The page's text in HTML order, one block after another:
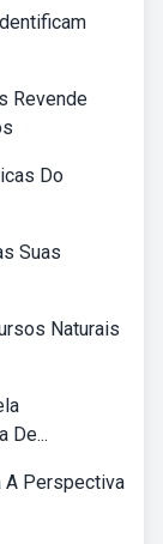
Revende
Do
Suas
Naturais
De...
Perspectiva